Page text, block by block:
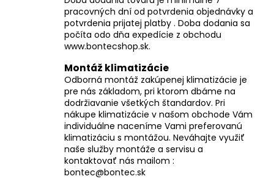
u
pracovných dní od potvrdenia objednávky a
potvrdenia prijatej platby . Doba dodania sa
počíta odo dňa expedície z obchodu
www.bontecshop.sk.
Montáž klimatizácie
Odborná montáž zakúpenej klimatizácie je
pre nás základom, pri ktorom dbáme na
dodržiavanie všetkých štandardov. Pri
nákupe klimatizácie v našom obchode Vám
individuálne naceníme Vami preferovanú
klimatizáciu s montážou. Neváhajte využiť
naše služby montáže a servisu a
kontaktovať nás mailom :
bontec@bontec.sk